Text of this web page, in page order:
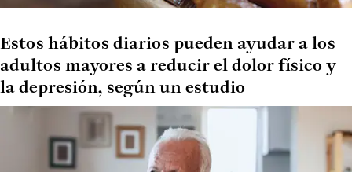
Estos hábitos diarios pueden ayudar a los
adultos mayores a reducir el dolor físico y
la depresión, según un estudio